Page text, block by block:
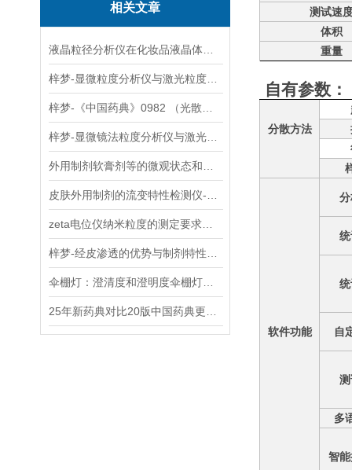
相关文章
测试速
体积
重量
自有参数：
分散方法
软件功能 自
多
智